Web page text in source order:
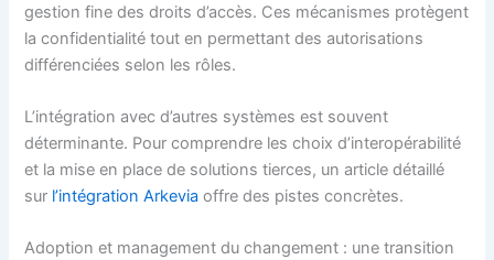
gestion fine des droits d’accès. Ces mécanismes protègent
la confidentialité tout en permettant des autorisations
différenciées selon les rôles.
L’intégration avec d’autres systèmes est souvent
déterminante. Pour comprendre les choix d’interopérabilité
et la mise en place de solutions tierces, un article détaillé
sur l’intégration Arkevia offre des pistes concrètes.
Adoption et management du changement : une transition